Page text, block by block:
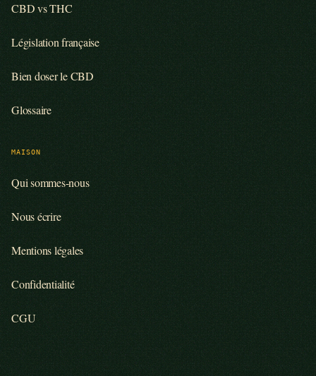
CBD vs THC
Législation française
Bien doser le CBD
Glossaire
MAISON
Qui sommes-nous
Nous écrire
Mentions légales
Confidentialité
CGU